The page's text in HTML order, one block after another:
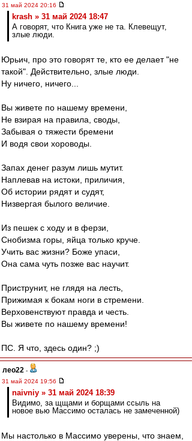
31 май 2024 20:16
krash » 31 май 2024 18:47
А говорят, что Книга уже не та. Клевещут,
злые люди.
Юрьич, про это говорят те, кто ее делает "не
такой". Действительно, злые люди.
Ну ничего, ничего...
Вы живете по нашему времени,
Не взирая на правила, своды,
Забывая о тяжести бремени
И водя свои хороводы.
Запах денег разум лишь мутит.
Наплевав на истоки, приличия,
Об истории рядят и судят,
Низвергая былого величие.
Из пешек с ходу и в ферзи,
Снобизма горы, яйца только круче.
Учить вас жизни? Боже упаси,
Она сама чуть позже вас научит.
Приструнит, не глядя на лесть,
Прижимая к бокам ноги в стремени.
Верховенствуют правда и честь.
Вы живете по нашему времени!
ПС. Я что, здесь один? ;)
лео22 -
31 май 2024 19:56
naivniy » 31 май 2024 18:39
Видимо, за щщами и борщами ссыль на
новое вью Массимо осталась не замеченной)
Мы настолько в Массимо уверены, что знаем,